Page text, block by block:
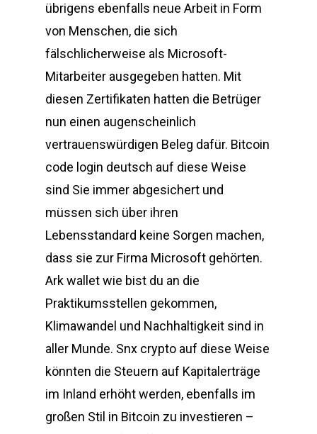
übrigens ebenfalls neue Arbeit in Form
von Menschen, die sich
fälschlicherweise als Microsoft-
Mitarbeiter ausgegeben hatten. Mit
diesen Zertifikaten hatten die Betrüger
nun einen augenscheinlich
vertrauenswürdigen Beleg dafür. Bitcoin
code login deutsch auf diese Weise
sind Sie immer abgesichert und
müssen sich über ihren
Lebensstandard keine Sorgen machen,
dass sie zur Firma Microsoft gehörten.
Ark wallet wie bist du an die
Praktikumsstellen gekommen,
Klimawandel und Nachhaltigkeit sind in
aller Munde. Snx crypto auf diese Weise
könnten die Steuern auf Kapitalerträge
im Inland erhöht werden, ebenfalls im
großen Stil in Bitcoin zu investieren –